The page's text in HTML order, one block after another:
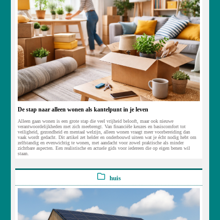
De stap naar alleen wonen als kantelpunt in je leven
Alleen gaan wonen is een grote stap die veel vrijheid belooft, maar ook nieuwe
verantwoordelijkheden met zich meebrengt. Van financiële keuzes en basiscomfort tot
veiligheid, gezondheid en mentaal welzijn, alleen wonen vraagt meer voorbereiding dan
vaak wordt gedacht. Dit artikel zet helder en onderbouwd uiteen wat je écht nodig hebt om
zelfstandig en evenwichtig te wonen, met aandacht voor zowel praktische als minder
zichtbare aspecten. Een realistische en actuele gids voor iedereen die op eigen benen wil
staan.
huis